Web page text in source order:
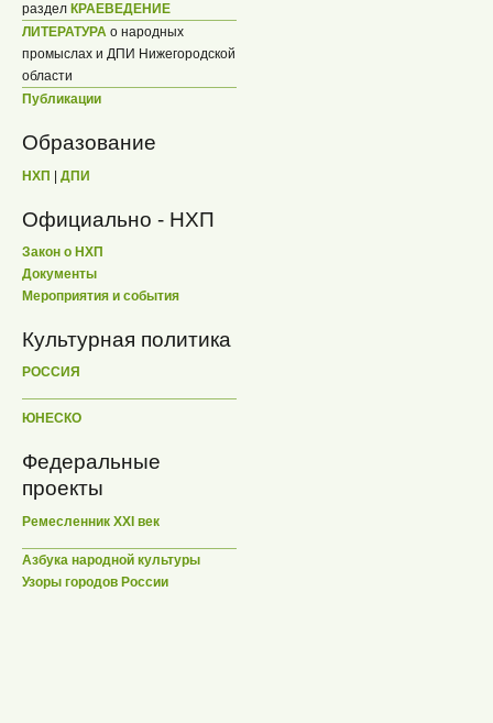
раздел КРАЕВЕДЕНИЕ
ЛИТЕРАТУРА о народных
промыслах и ДПИ Нижегородской
области
Публикации
Образование
НХП | ДПИ
Официально - НХП
Закон о НХП
Документы
Мероприятия и события
Культурная политика
РОССИЯ
ЮНЕСКО
Федеральные
проекты
Ремесленник XXI век
Азбука народной культуры
Узоры городов России